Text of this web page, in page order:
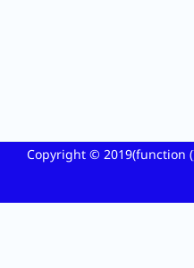
Copyright © 2019(function